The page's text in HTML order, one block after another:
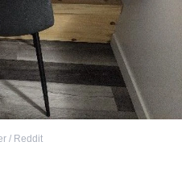
/ Reddit